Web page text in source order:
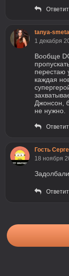
tanya-
1 декабря
Вообще
перестаю
каждая
Джонсон,
не нужно.
Гость
18 ноября